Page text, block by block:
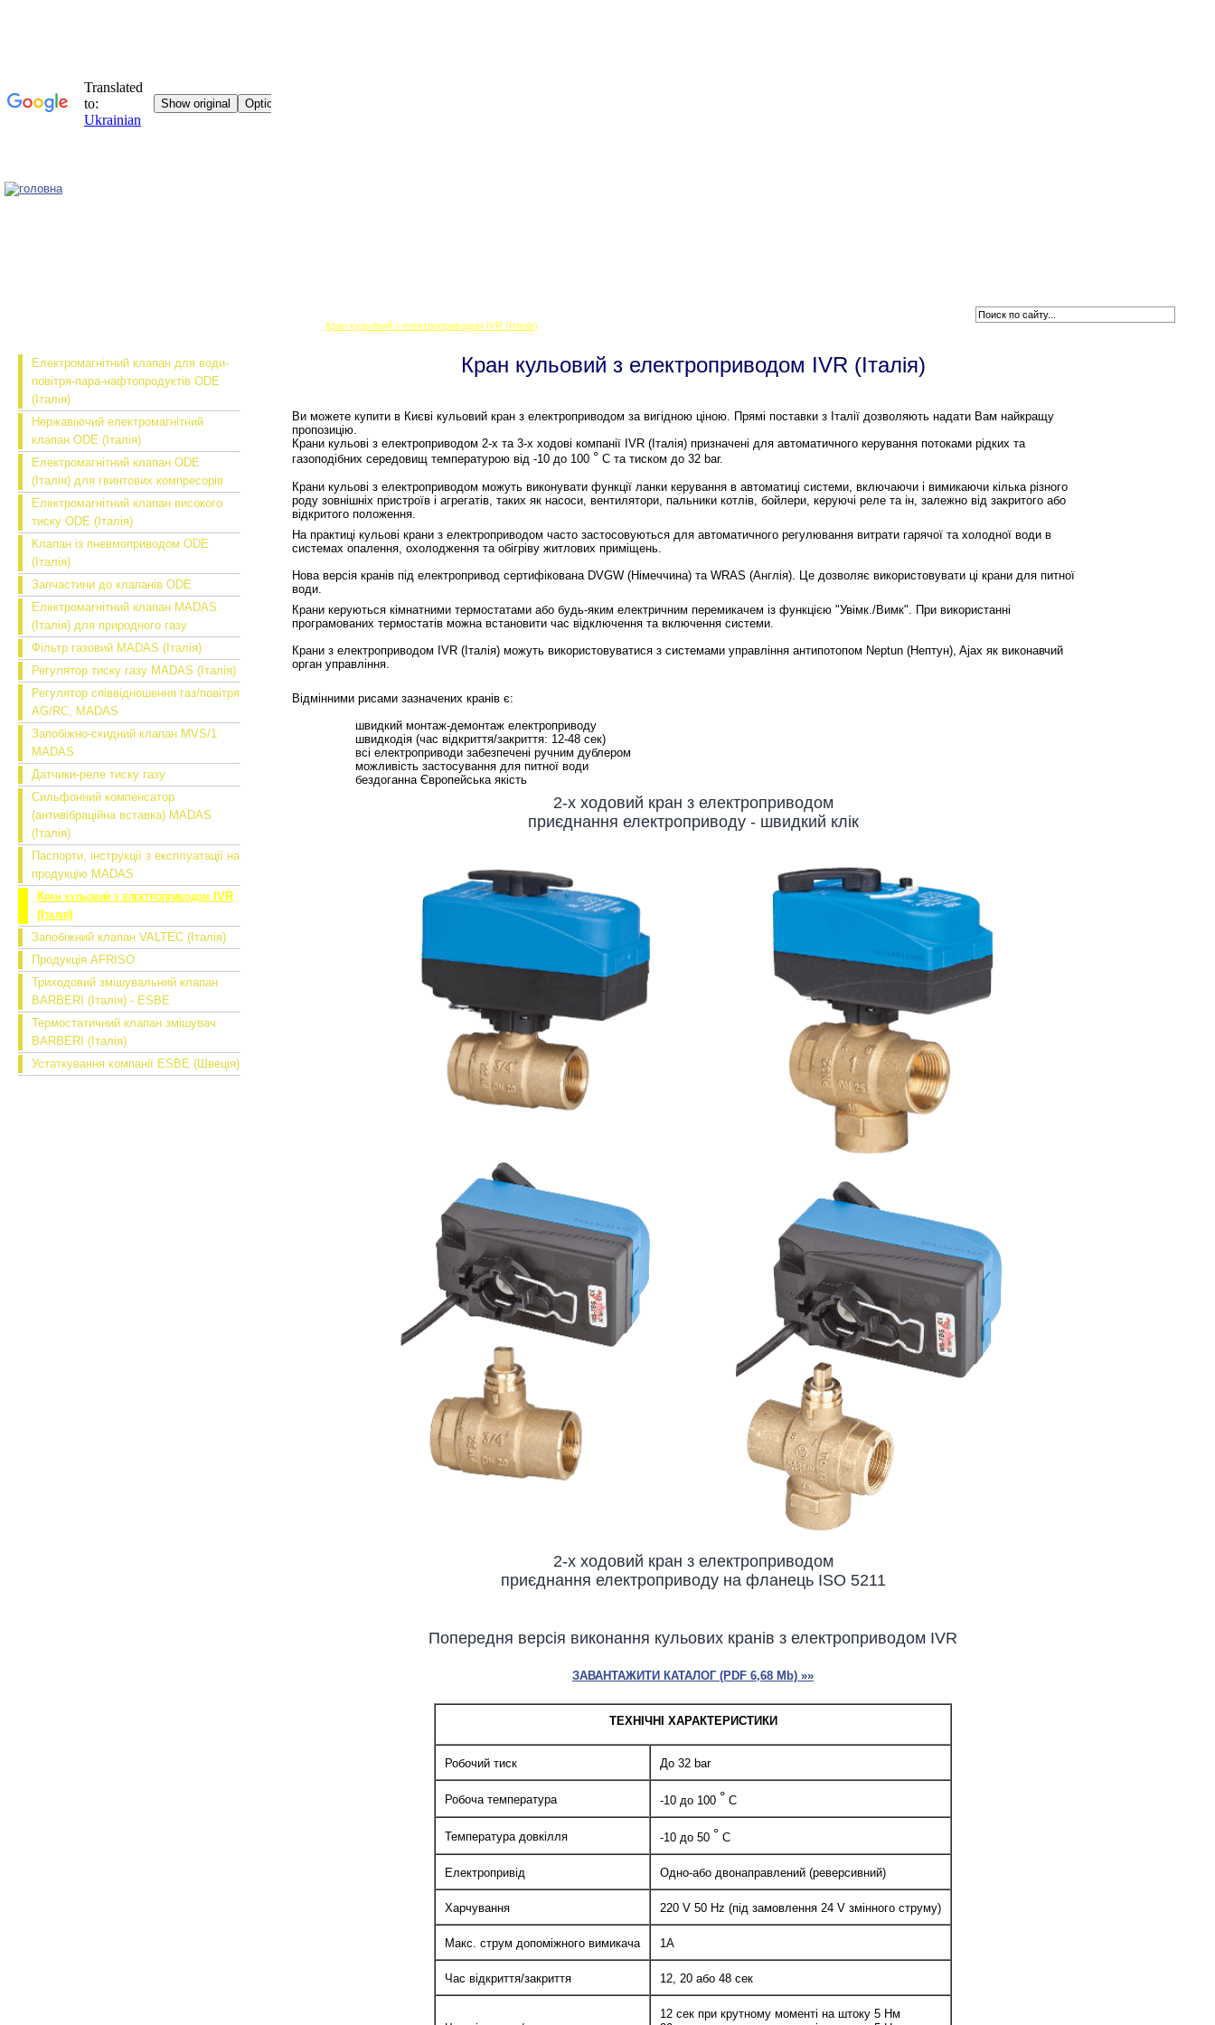
Кран кульовий з електроприводом IVR (Італія)
Електромагнітний клапан для води-
повітря-пара-нафтопродуктів ODE
(Італія)
Нержавіючий електромагнітний
клапан ODE (Італія)
Електромагнітний клапан ODE
(Італія) для гвинтових компресорів
Електромагнітний клапан високого
тиску ODE (Італія)
Клапан із пневмоприводом ODE
(Італія)
Запчастини до клапанів ODE
Електромагнітний клапан MADAS
(Італія) для природного газу
Фільтр газовий MADAS (Італія)
Регулятор тиску газу MADAS (Італія)
Регулятор співвідношення газ/повітря
AG/RC, MADAS
Запобіжно-скидний клапан MVS/1
MADAS
Датчики-реле тиску газу
Сильфонний компенсатор
(антивібраційна вставка) MADAS
(Італія)
Паспорти, інструкції з експлуатації на
продукцію MADAS
Кран кульовий з електроприводом IVR
(Італія)
Запобіжний клапан VALTEC (Італія)
Продукція AFRISO
Триходовий змішувальний клапан
BARBERI (Італія) - ESBE
Термостатичний клапан змішувач
BARBERI (Італія)
Устаткування компанії ESBE (Швеція)
Кран кульовий з електроприводом IVR (Італія)
Ви можете купити в Києві кульовий кран з електроприводом за вигідною ціною. Прямі поставки з Італії дозволяють надати Вам найкращу
пропозицію.
Крани кульові з електроприводом 2-х та 3-х ходові компанії IVR (Італія) призначені для автоматичного керування потоками рідких та
газоподібних середовищ температурою від -10 до 100 ° С та тиском до 32 bar.
Крани кульові з електроприводом можуть виконувати функції ланки керування в автоматиці системи, включаючи і вимикаючи кілька різного
роду зовнішніх пристроїв і агрегатів, таких як насоси, вентилятори, пальники котлів, бойлери, керуючі реле та ін, залежно від закритого або
відкритого положення.
На практиці кульові крани з електроприводом часто застосовуються для автоматичного регулювання витрати гарячої та холодної води в
системах опалення, охолодження та обігріву житлових приміщень.
Нова версія кранів під електропривод сертифікована DVGW (Німеччина) та WRAS (Англія). Це дозволяє використовувати ці крани для питної
води.
Крани керуються кімнатними термостатами або будь-яким електричним перемикачем із функцією "Увімк./Вимк". При використанні
програмованих термостатів можна встановити час відключення та включення системи.
Крани з електроприводом IVR (Італія) можуть використовуватися з системами управління антипотопом Neptun (Нептун), Ajax як виконавчий
орган управління.
Відмінними рисами зазначених кранів є:
швидкий монтаж-демонтаж електроприводу
швидкодія (час відкриття/закриття: 12-48 сек)
всі електроприводи забезпечені ручним дублером
можливість застосування для питної води
бездоганна Європейська якість
2-х ходовий кран з електроприводом
приєднання електроприводу - швидкий клік
2-х ходовий кран з електроприводом
приєднання електроприводу на фланець ISO 5211
Попередня версія виконання кульових кранів з електроприводом IVR
ЗАВАНТАЖИТИ КАТАЛОГ (PDF 6,68 Mb) »»
ТЕХНІЧНІ ХАРАКТЕРИСТИКИ
Робочий тиск До 32 bar
Робоча температура -10 до 100 ° С
Температура довкілля -10 до 50 ° С
Електропривід Одно-або двонаправлений (реверсивний)
Харчування 220 V 50 Hz (під замовлення 24 V змінного струму)
Макс. струм допоміжного вимикача 1А
Час відкриття/закриття 12, 20 або 48 сек
12 сек при крутному моменті на штоку 5 Нм